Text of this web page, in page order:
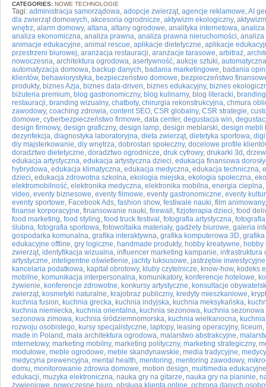
CATEGORIES: NOWE TECHNOLOGIE
Tagi: administracja samorządowa, adopcje zwierząt, agencje reklamowe,AI
dla zwierząt domowych, akcesoria ogrodnicze, aktywizm ekologiczny,
wnętrz, alarm domowy, altana, altany ogrodowe, analityka internetowa,
analiza ekonomiczna, analiza prawna, analiza prawna nieruchomości, analiza
animacje edukacyjne, animal rescue, aplikacje dietetyczne, aplikacje
przestrzeni biurowej, aranżacja restauracji, aranżacje tarasowe, arbitraż,
nowoczesna, architektura ogrodowa, asertywność, aukcje sztuki,
automatyzacja domowa, backup danych, badania marketingowe, badania
klientów, behawiorystyka, bezpieczeństwo domowe, bezpieczeństwo
produkty, biznes Azja, biznes data-driven, biznes edukacyjny, biznes
biżuteria premium, blog gastronomiczny, blog kulinarny, blog literacki,
restauracji, branding wizualny, chatboty, chirurgia rekonstrukcyjna, chmura
zawodowy, coaching zdrowia, content SEO, CSR globalny, CSR strategie,
domowe, cyberbezpieczeństwo firmowe, data center, degustacja win,
design firmowy, design graficzny, design lamp, design meblarski, design mebli
dezynfekcja, diagnostyka laboratoryjna, dieta zwierząt, dietetyka sportowa,
diy majsterkowanie, diy wnętrza, dobrostan społeczny, docelowe profile
doradztwo dietetyczne, doradztwo ogrodnicze, druk cyfrowy, drukarki 3d ,
edukacja artystyczna, edukacja artystyczna dzieci, edukacja finansowa
hybrydowa, edukacja klimatyczna, edukacja medyczna, edukacja techniczna,
dzieci, edukacja zdrowotna szkolna, ekologia miejska, ekologia społeczna,
elektromobilność, elektronika medyczna, elektronika mobilna, energia cieplna,
video, eventy biznesowe, eventy filmowe, eventy gastronomiczne, eventy
eventy sportowe, Facebook Ads, fashion show, festiwale nauki, film animowany
finanse korporacyjne, finansowanie nauki, firewall , fizjoterapia dzieci, food
food marketing, food styling, food truck festival , fotografia artystyczna,
ślubna, fotografia sportowa, fotowoltaika materiały, gadżety biurowe, galeria
gospodarka komunalna, grafika interaktywna, grafika komputerowa 3D,
edukacyjne offline, gry logiczne, handmade produkty, hobby kreatywne, hobby
zwierząt, identyfikacja wizualna, influencer marketing kampanie, infrastruktura
artystyczne, inteligentne oświetlenie, jachty luksusowe, jastrzębie inwestycyjne
kancelaria podatkowa, kapitał obrotowy, kluby czytelnicze, know-how, kodeks
mobilne, komunikacja interpersonalna, komunikatory, konferencje hotelowe,
żywienie, konferencje zdrowotne, konkursy artystyczne, konsultacje
zwierząt, kosmetyki naturalne, krajobraz publiczny, kredyty mieszkaniowe,
kuchnia fusion, kuchnia grecka, kuchnia indyjska, kuchnia meksykańska,
kuchnia niemiecka, kuchnia orientalna, kuchnia sezonowa, kuchnia
sezonowa zimowa, kuchnia śródziemnomorska, kuchnia wielkanocna,
rozwoju osobistego, kursy specjalistyczne, laptopy, leasing operacyjny, liceum,
made in Poland , mała architektura ogrodowa, malarstwo abstrakcyjne,
internetowy, marketing mobilny, marketing polityczny, marketing strategiczny,
modułowe, meble ogrodowe, meble skandynawskie, media tradycyjne,
medycyna prewencyjna, mental health, mentoring, mentoring zawodowy,
domu, monitorowanie zdrowia domowe, motion design, multimedia edukacyjne
edukacji, muzyka elektroniczna, nauka gry na gitarze, nauka gry na pianinie,
żywieniowe, nowoczesne biuro, obsługa klienta online, ochrona danych